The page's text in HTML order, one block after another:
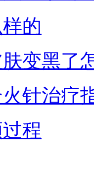
的
变黑了
针治疗
程